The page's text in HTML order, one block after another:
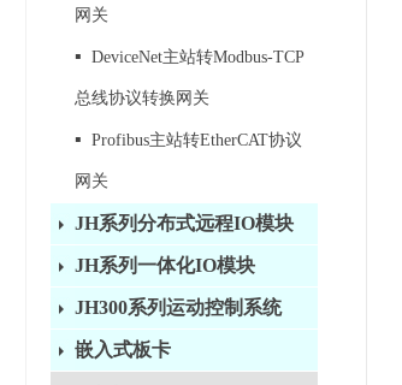
网关
▪ DeviceNet主站转Modbus-TCP
总线协议转换网关
▪ Profibus主站转EtherCAT协议
网关
JH系列分布式远程IO模块
JH系列一体化IO模块
JH300系列运动控制系统
嵌入式板卡